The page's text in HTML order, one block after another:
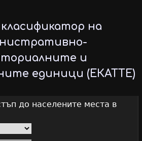
на
и
единици (ЕКАТТЕ)
до населените места в